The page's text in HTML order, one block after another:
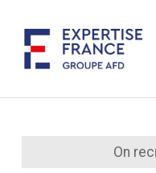
On